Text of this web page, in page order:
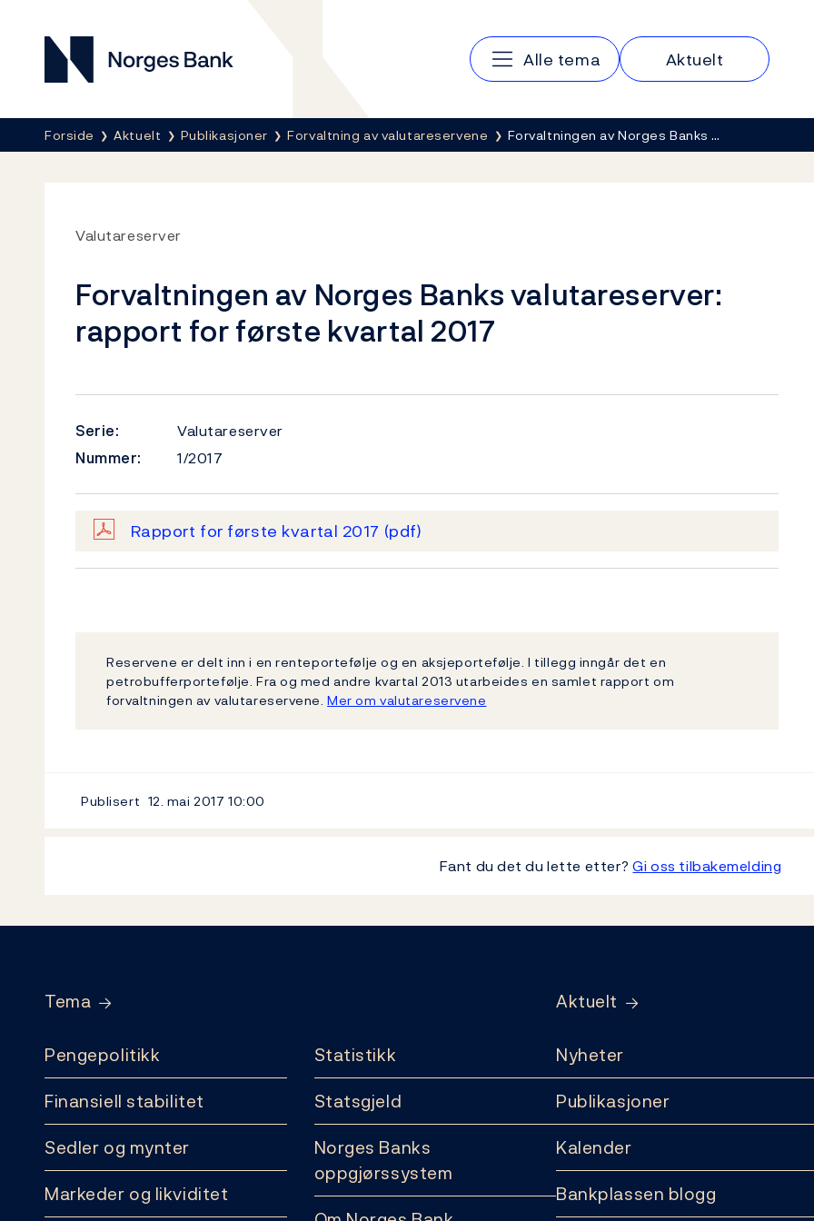
Norges Bank
Hovedmeny
Alle tema Aktuelt
Her er du nå:
Forside Aktuelt Publikasjoner Forvaltning av valutareservene Forvaltningen av Norges Banks …
Valutareserver
Forvaltningen av Norges Banks valutareserver:
rapport for første kvartal 2017
Serie:
Valutareserver
Nummer:
1/2017
Rapport for første kvartal 2017 (pdf)
Reservene er delt inn i en renteportefølje og en aksjeportefølje. I tillegg inngår det en
petrobufferportefølje. Fra og med andre kvartal 2013 utarbeides en samlet rapport om
forvaltningen av valutareservene.Mer om valutareservene
Publisert 12. mai 2017 10:00
Fant du det du lette etter?Gi oss tilbakemelding
Tema
Pengepolitikk
Finansiell stabilitet
Sedler og mynter
Markeder og likviditet
Statistikk
Statsgjeld
Norges Banks
oppgjørssystem
Aktuelt
Nyheter
Publikasjoner
Kalender
Bankplassen blogg